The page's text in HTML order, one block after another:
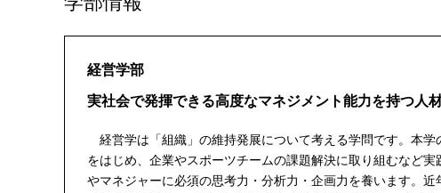
経営学部
実社会で発揮できる高度なマネジメント能力を持つ人
経営学は「組織」の維持発展について考える学問です。本学
をはじめ、企業やスポーツチームの課題解決に取り組むなど
やマネジャーに必須の思考力・分析力・企画力を養います。